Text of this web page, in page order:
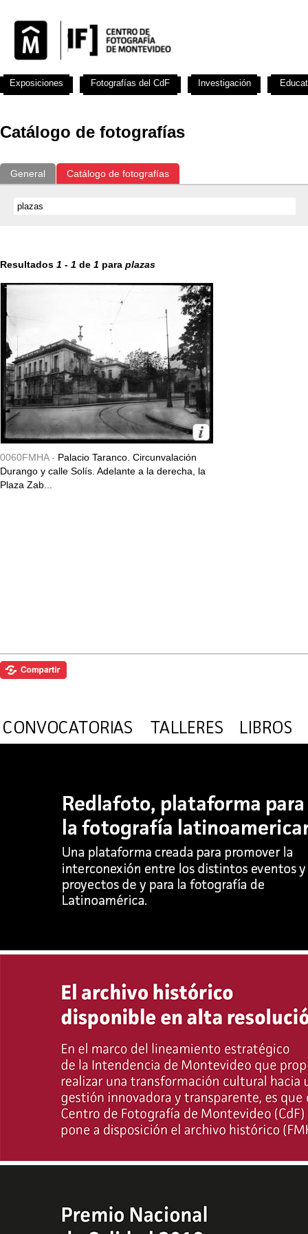
Catálogo de fotografías
General Catálogo de fotografías
Resultados 1 - 1 de 1 para plazas
0060FMHA - Palacio Taranco. Circunvalación
Durango y calle Solís. Adelante a la derecha, la
Plaza Zab...
Exposiciones Fotografías del CdF Investigación